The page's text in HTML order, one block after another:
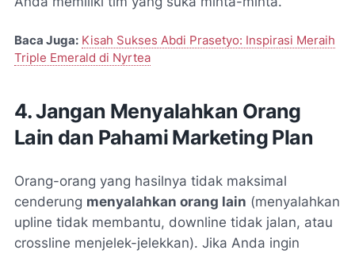
Baca Juga: Kisah Sukses Abdi Prasetyo: Inspirasi Meraih
Triple Emerald di Nyrtea
4. Jangan Menyalahkan Orang
Lain dan Pahami Marketing Plan
Orang-orang yang hasilnya tidak maksimal
cenderung menyalahkan orang lain (menyalahkan
upline tidak membantu, downline tidak jalan, atau
crossline menjelek-jelekkan). Jika Anda ingin